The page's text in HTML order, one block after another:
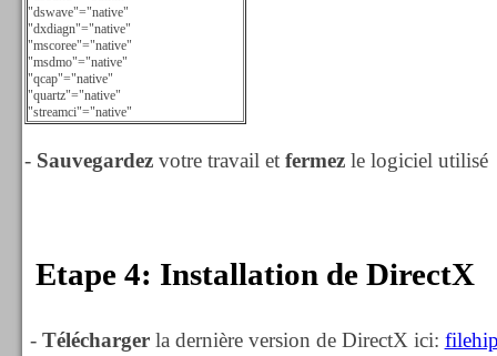
"dswave"="native"
"dxdiagn"="native"
"mscoree"="native"
"msdmo"="native"
"qcap"="native"
"quartz"="native"
"streamci"="native"
- Sauvegardezvotre travail et fermezle logiciel utilisé
Etape 4: Installation de DirectX
- Téléchargerla dernière version de DirectX ici: